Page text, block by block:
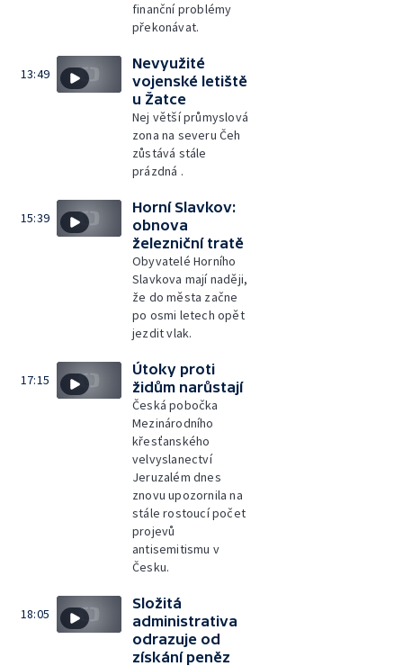
finanční problémy
překonávat.
13:49
Nevyužité
vojenské letiště
u Žatce
Nej větší průmyslová
zona na severu Čeh
zůstává stále
prázdná .
15:39
Horní Slavkov:
obnova
železniční tratě
Obyvatelé Horního
Slavkova mají naději,
že do města začne
po osmi letech opět
jezdit vlak.
17:15
Útoky proti
židům narůstají
Česká pobočka
Mezinárodního
křesťanského
velvyslanectví
Jeruzalém dnes
znovu upozornila na
stále rostoucí počet
projevů
antisemitismu v
Česku.
18:05
Složitá
administrativa
odrazuje od
získání peněz